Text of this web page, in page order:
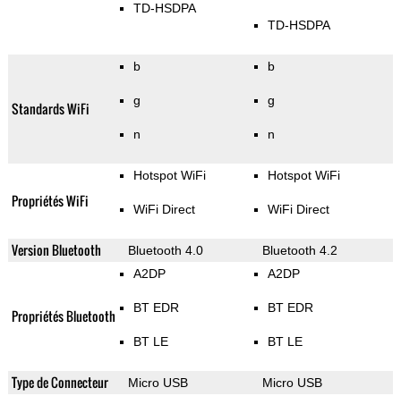
TD-HSDPA
TD-HSDPA
Standards WiFi
b
g
n
b
g
n
Propriétés WiFi
Hotspot WiFi
WiFi Direct
Hotspot WiFi
WiFi Direct
Version Bluetooth Bluetooth 4.0 Bluetooth 4.2
Propriétés Bluetooth
A2DP
BT EDR
BT LE
A2DP
BT EDR
BT LE
Type de Connecteur Micro USB Micro USB